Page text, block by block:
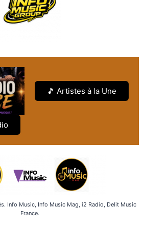
🎵 Artistes à la Une
Info Music, Info Music Mag, i2 Radio, Delit Music
France.